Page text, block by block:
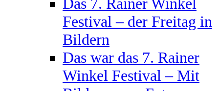
Festival – der Freitag in
Bildern
Das war das 7. Rainer
Winkel Festival – Mit